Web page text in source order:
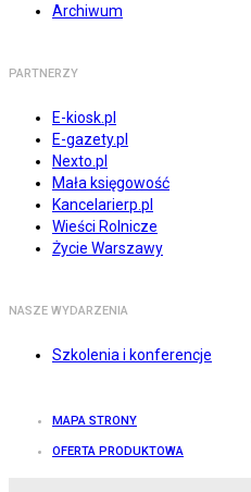
Archiwum
PARTNERZY
E-kiosk.pl
E-gazety.pl
Nexto.pl
Mała księgowość
Kancelarierp.pl
Wieści Rolnicze
Życie Warszawy
NASZE WYDARZENIA
Szkolenia i konferencje
MAPA STRONY
OFERTA PRODUKTOWA